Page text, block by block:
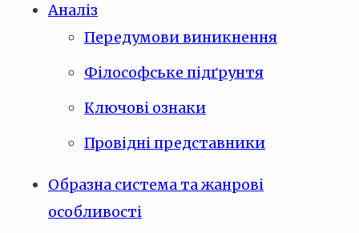
Аналіз
Передумови виникнення
Філософське підґрунтя
Ключові ознаки
Провідні представники
Образна система та жанрові
особливості